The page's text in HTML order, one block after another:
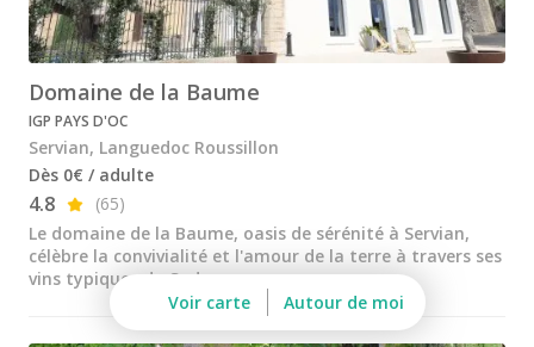
Les Clos de Paulilles
Mas Amiel
Mas de Daumas Gassac
Terres des Templiers
Cours d'oenologie Montpellier
Tous les cours d'oenologie
Visite cave & dégustation vin Alsace
Visite cave & dégustation vin Beaujolais
Domaine de la Baume
IGP PAYS D'OC
Servian, Languedoc Roussillon
Dès 0€ / adulte
4.8
(65)
Le domaine de la Baume, oasis de sérénité à Servian,
célèbre la convivialité et l'amour de la terre à travers ses
vins typiques du Sud
Voir carte
Autour de moi